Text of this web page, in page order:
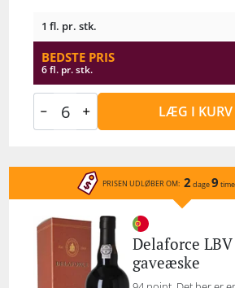
1 fl. pr. stk.
BEDSTE PRIS
6 fl. pr. stk.
LÆG I KURV
PRISEN UDLØBER OM: 2 dage9
Delaforce
gaveæske